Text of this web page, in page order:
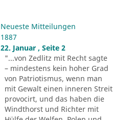
Neueste Mitteilungen
1887
22. Januar , Seite 2
"...von Zedlitz mit Recht sagte
– mindestens kein hoher Grad
von Patriotismus, wenn man
mit Gewalt einen inneren Streit
provocirt, und das haben die
Windthorst und Richter mit